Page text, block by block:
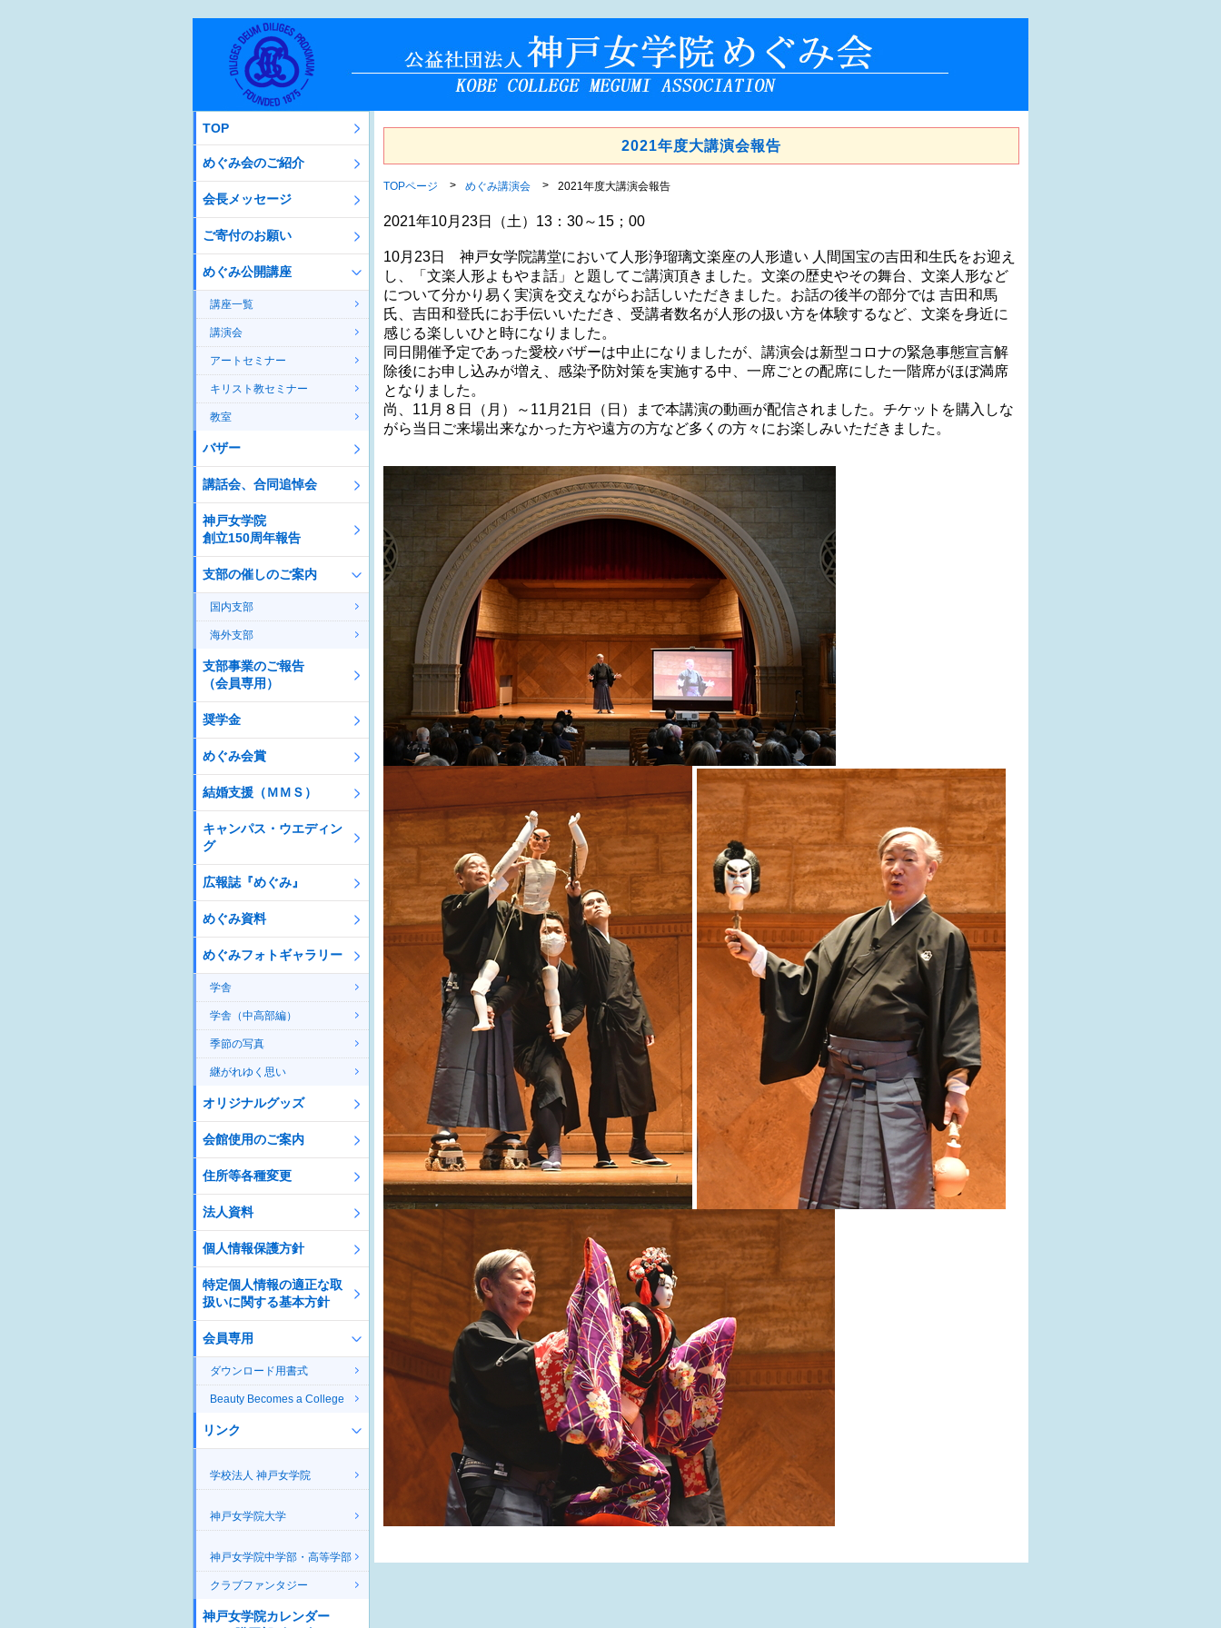
2021年度大講演会報告
TOPページ めぐみ講演会 2021年度大講演会報告
2021年10月23日（土）13：30～15；00
10月23日 神戸女学院講堂において人形浄瑠璃文楽座の人形遣い 人間国宝の吉田和生氏をお迎え
し、「文楽人形よもやま話」と題してご講演頂きました。文楽の歴史やその舞台、文楽人形など
について分かり易く実演を交えながらお話しいただきました。お話の後半の部分では 吉田和馬
氏、吉田和登氏にお手伝いいただき、受講者数名が人形の扱い方を体験するなど、文楽を身近に
感じる楽しいひと時になりました。
同日開催予定であった愛校バザーは中止になりましたが、講演会は新型コロナの緊急事態宣言解
除後にお申し込みが増え、感染予防対策を実施する中、一席ごとの配席にした一階席がほぼ満席
となりました。
尚、11月８日（月）～11月21日（日）まで本講演の動画が配信されました。チケットを購入しな
がら当日ご来場出来なかった方や遠方の方など多くの方々にお楽しみいただきました。
TOP
めぐみ会のご紹介
会長メッセージ
ご寄付のお願い
めぐみ公開講座
講座一覧
講演会
アートセミナー
キリスト教セミナー
教室
バザー
講話会、合同追悼会
神戸女学院
創立150周年報告
支部の催しのご案内
国内支部
海外支部
支部事業のご報告
（会員専用）
奨学金
めぐみ会賞
結婚支援（ＭＭＳ）
キャンパス・ウエディン
グ
広報誌『めぐみ』
めぐみ資料
めぐみフォトギャラリー
学舎
学舎（中高部編）
季節の写真
継がれゆく思い
オリジナルグッズ
会館使用のご案内
住所等各種変更
法人資料
個人情報保護方針
特定個人情報の適正な取
扱いに関する基本方針
会員専用
ダウンロード用書式
Beauty Becomes a College
リンク
学校法人 神戸女学院
神戸女学院大学
神戸女学院中学部・高等学部
クラブファンタジー
神戸女学院カレンダー